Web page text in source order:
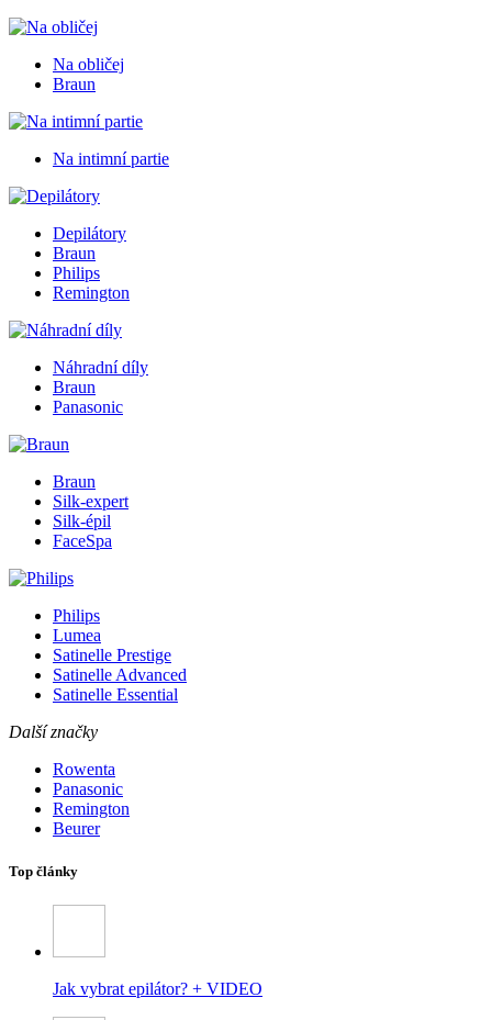
Na obličej
Braun
Na intimní partie
Depilátory
Braun
Philips
Remington
Náhradní díly
Braun
Panasonic
Braun
Silk-expert
Silk-épil
FaceSpa
Philips
Lumea
Satinelle Prestige
Satinelle Advanced
Satinelle Essential
Další značky
Rowenta
Panasonic
Remington
Beurer
Top články
Jak vybrat epilátor? + VIDEO